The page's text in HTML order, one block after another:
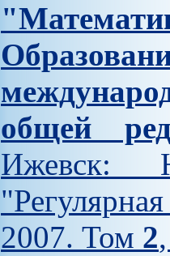
общей
Ижевск:
2007. Том 2